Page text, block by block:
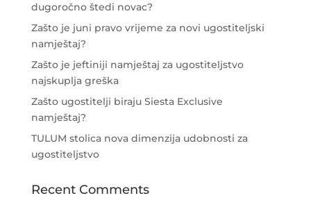
dugoročno štedi novac?
Zašto je juni pravo vrijeme za novi ugostiteljski
namještaj?
Zašto je jeftiniji namještaj za ugostiteljstvo
najskuplja greška
Zašto ugostitelji biraju Siesta Exclusive
namještaj?
TULUM stolica nova dimenzija udobnosti za
ugostiteljstvo
Recent Comments